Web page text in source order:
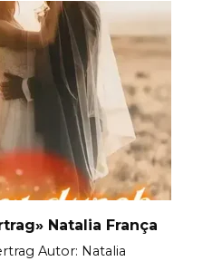
Natalia França
Autor: Natalia